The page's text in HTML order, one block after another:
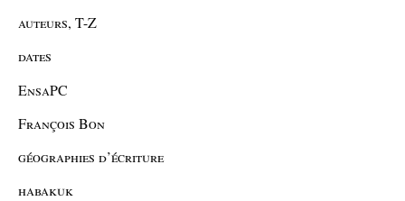
auteurs, T-Z
dates
EnsaPC
François Bon
géographies d’écriture
habakuk